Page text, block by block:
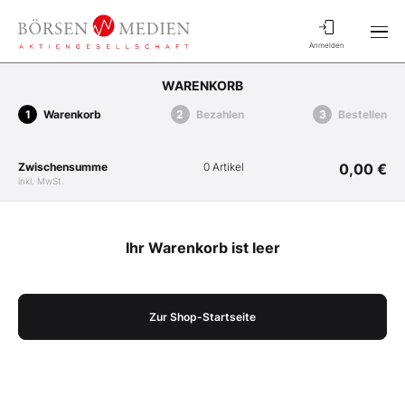
Anmelden
WARENKORB
Warenkorb Bezahlen Bestellen
Zwischensumme
inkl. MwSt.
0 Artikel 0,00 €
Ihr Warenkorb ist leer
Zur Shop-Startseite